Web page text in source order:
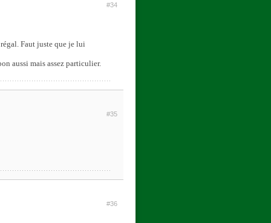
#34
Faut juste que je lui
aussi mais assez particulier.
#35
#36